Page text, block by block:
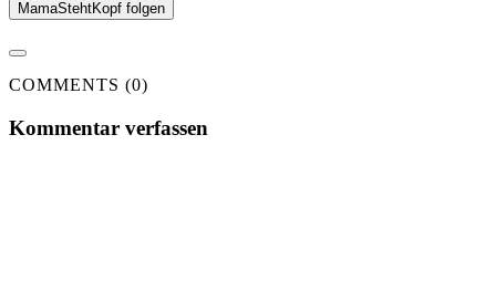
MamaStehtKopf folgen
COMMENTS (0)
Kommentar verfassen